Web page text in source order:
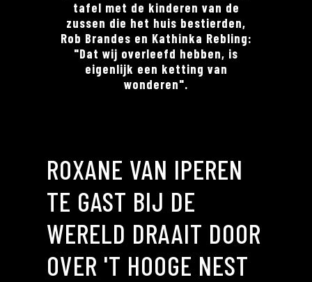
tafel met de kinderen van de
zussen die het huis bestierden,
Rob Brandes en Kathinka Rebling:
"Dat wij overleefd hebben, is
eigenlijk een ketting van
wonderen".
ROXANE VAN IPEREN
TE GAST BIJ DE
WERELD DRAAIT DOOR
OVER 'T HOOGE NEST